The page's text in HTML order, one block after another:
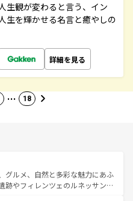
生観が変わると言う、イン
生を輝かせる名言と癒やしの
詳細を見る
… 18
グルメ、自然と多彩な魅力にあふ
跡やフィレンツェのルネッサンス